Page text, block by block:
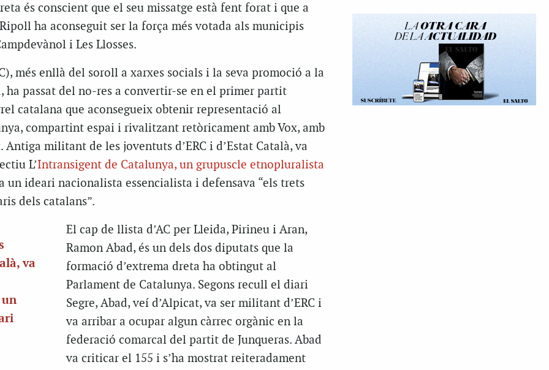
és conscient que el seu missatge està fent forat i que a
ha aconseguit ser la força més votada als municipis
i Les Llosses.
més enllà del soroll a xarxes socials i la seva promoció a la
ha passat del no-res a convertir-se en el primer partit
catalana que aconsegueix obtenir representació al
compartint espai i rivalitzant retòricament amb Vox, amb
militant de les joventuts d’ERC i d’Estat Català, va
L’Intransigent de Catalunya, un grupuscle etnopluralista
ideari nacionalista essencialista i defensava “els trets
dels catalans”.
va
un
El cap de llista d’AC per Lleida, Pirineu i Aran,
Ramon Abad, és un dels dos diputats que la
formació d’extrema dreta ha obtingut al
Parlament de Catalunya. Segons recull el diari
Segre, Abad, veí d’Alpicat, va ser militant d’ERC i
va arribar a ocupar algun càrrec orgànic en la
federació comarcal del partit de Junqueras. Abad
va criticar el 155 i s’ha mostrat reiteradament